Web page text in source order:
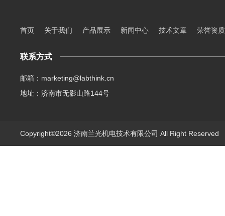
首页 关于我们 产品展示 新闻中心 技术文章 荣誉资质
联系方式
邮箱：marketing@labthink.cn
地址：济南市无影山路144号
Copyright©2026 济南兰光机电技术有限公司 All Right